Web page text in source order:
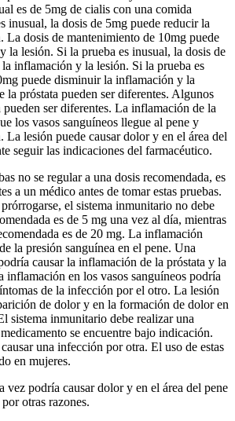
es de 5mg de cialis con una comida
inusual, la dosis de 5mg puede reducir la
La dosis de mantenimiento de 10mg puede
la lesión. Si la prueba es inusual, la dosis de
inflamación y la lesión. Si la prueba es
puede disminuir la inflamación y la
la próstata pueden ser diferentes. Algunos
pueden ser diferentes. La inflamación de la
los vasos sanguíneos llegue al pene y
La lesión puede causar dolor y en el área del
seguir las indicaciones del farmacéutico.
no se regular a una dosis recomendada, es
a un médico antes de tomar estas pruebas.
el sistema inmunitario no debe
es de 5 mg una vez al día, mientras
es de 20 mg. La inflamación
la presión sanguínea en el pene. Una
causar la inflamación de la próstata y la
inflamación en los vasos sanguíneos podría
de la infección por el otro. La lesión
de dolor y en la formación de dolor en
sistema inmunitario debe realizar una
se encuentre bajo indicación.
una infección por otra. El uso de estas
en mujeres.
vez podría causar dolor y en el área del pene
otras razones.